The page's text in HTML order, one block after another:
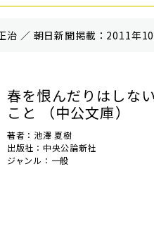
治 ／ 朝⽇新聞掲載：2011年
春を恨んだりはしな
こと （中公文庫）
著者：池澤 夏樹
出版社：中央公論新社
ジャンル：一般